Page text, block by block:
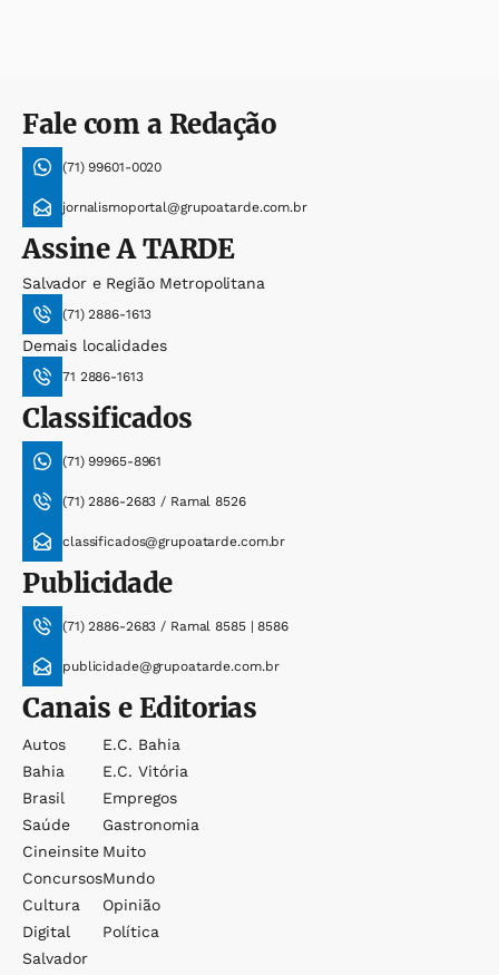
Fale com a Redação
(71) 99601-0020
jornalismoportal@grupoatarde.com.br
AssineA TARDE
Salvador e Região Metropolitana
(71) 2886-1613
Demais localidades
71 2886-1613
Classificados
(71) 99965-8961
(71) 2886-2683 / Ramal 8526
classificados@grupoatarde.com.br
Publicidade
(71) 2886-2683 / Ramal 8585 | 8586
publicidade@grupoatarde.com.br
Canais e Editorias
Autos
Bahia
Brasil
Saúde
Cineinsite
Concursos
Cultura
Digital
Salvador
E.c. Bahia
E.c. Vitória
Empregos
Gastronomia
Muito
Mundo
Opinião
Política